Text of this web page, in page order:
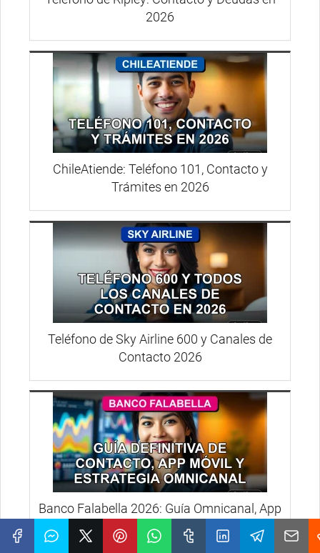
2026
ChileAtiende: Teléfono 101, Contacto y
Trámites en 2026
Teléfono de Sky Airline 600 y Canales de
Contacto 2026
Banco Falabella 2026: Guía Omnicanal, App
y Contacto